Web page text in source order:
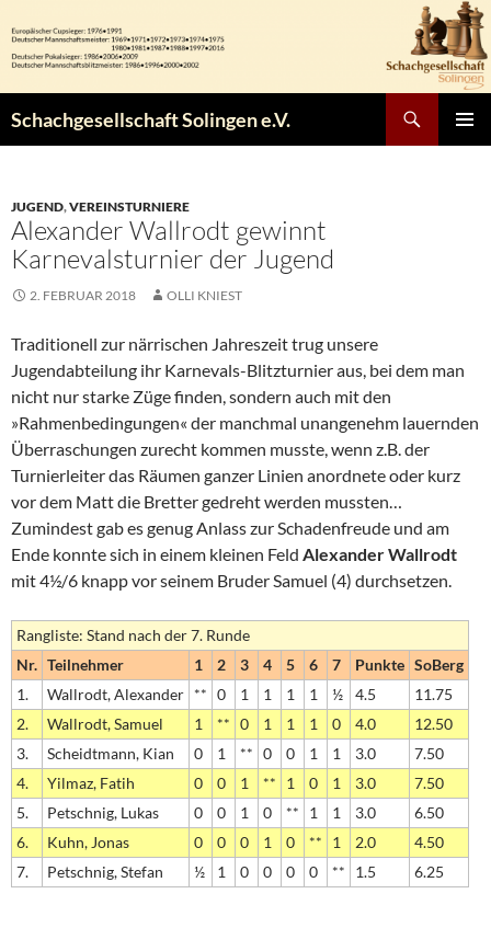
Inhalt
springen
Schachgesellschaft Solingen e.V.
JUGEND,VEREINSTURNIERE
Alexander Wallrodt gewinnt
Karnevalsturnier der Jugend
2. FEBRUAR 2018 OLLI KNIEST
Traditionell zur närrischen Jahreszeit trug unsere
Jugendabteilung ihr Karnevals-Blitzturnier aus, bei dem man
nicht nur starke Züge finden, sondern auch mit den
»Rahmenbedingungen« der manchmal unangenehm lauernden
Überraschungen zurecht kommen musste, wenn z.B. der
Turnierleiter das Räumen ganzer Linien anordnete oder kurz
vor dem Matt die Bretter gedreht werden mussten…
Zumindest gab es genug Anlass zur Schadenfreude und am
Ende konnte sich in einem kleinen Feld Alexander Wallrodt
mit 4½/6 knapp vor seinem Bruder Samuel (4) durchsetzen.
Rangliste: Stand nach der 7. Runde
Nr. Teilnehmer 1 2 3 4 5 6 7 Punkte SoBerg
1.
Wallrodt, Alexander ** 0 1 1 1 1 ½ 4.5
11.75
2.
Wallrodt, Samuel 1 ** 0 1 1 1 0 4.0
12.50
3.
Scheidtmann, Kian 0 1 ** 0 0 1 1 3.0
7.50
4.
Yilmaz, Fatih 0 0 1 ** 1 0 1 3.0
7.50
5.
Petschnig, Lukas 0 0 1 0 ** 1 1 3.0
6.50
6.
Kuhn, Jonas 0 0 0 1 0 ** 1 2.0
4.50
7.
Petschnig, Stefan ½ 1 0 0 0 0 ** 1.5 6.25